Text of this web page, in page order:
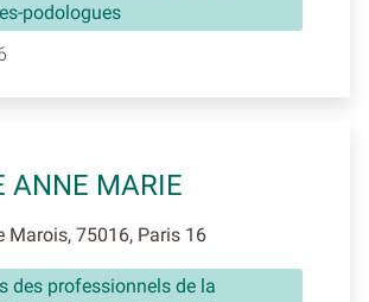
podologues
ANNE MARIE
Marois, 75016, Paris 16
des professionnels de la